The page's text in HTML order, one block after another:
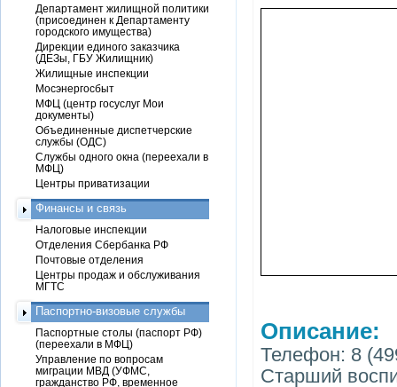
Описание:
Телефон: 8
Старший
Департамент жилищной политики
(присоединен к Департаменту
городского имущества)
Дирекции единого заказчика
(ДЕЗы, ГБУ Жилищник)
Жилищные инспекции
Мосэнергосбыт
МФЦ (центр госуслуг Мои
документы)
Объединенные диспетчерские
службы (ОДС)
Службы одного окна (переехали в
МФЦ)
Центры приватизации
Финансы и связь
Налоговые инспекции
Отделения Сбербанка РФ
Почтовые отделения
Центры продаж и обслуживания
МГТС
Паспортно-визовые службы
Паспортные столы (паспорт РФ)
(переехали в МФЦ)
Управление по вопросам
миграции МВД (УФМС,
гражданство РФ, временное